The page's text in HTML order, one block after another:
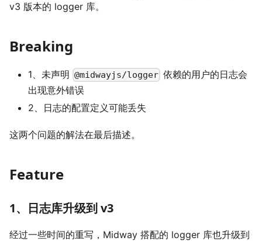
v3 版本的 logger 库。
Breaking
1、未声明 @midwayjs/logger 依赖的用户的日志会
出现意外错误
2、日志的配置定义可能丢失
这两个问题的解法在最后描述。
Feature
1、日志库升级到 v3
经过一些时间的重写，Midway 搭配的 logger 库也升级到